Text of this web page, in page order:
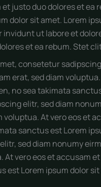
justo duo dolores et
dolor sit amet. Lorem
ut labore et
et ea rebum. Stet
consetetur
erat, sed diam
no sea takimata
elitr, sed diam
voluptua. At vero eos et
sanctus est Lorem
sed diam nonumy
At vero eos et accusam
est Lorem ipsum dolor